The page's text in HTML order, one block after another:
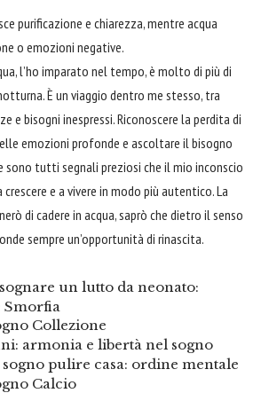
purificazione e chiarezza, mentre acqua
o emozioni negative.
l’ho imparato nel tempo, è molto di più di
È un viaggio dentro me stesso, tra
e bisogni inespressi. Riconoscere la perdita di
emozioni profonde e ascoltare il bisogno
sono tutti segnali preziosi che il mio inconscio
e a vivere in modo più autentico. La
di cadere in acqua, saprò che dietro il senso
sempre un’opportunità di rinascita.
un lutto da neonato:
Collezione
armonia e libertà nel sogno
pulire casa: ordine mentale
Calcio